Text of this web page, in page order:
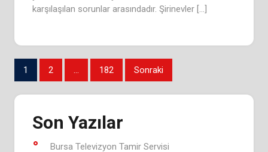
karşılaşılan sorunlar arasındadır. Şirinevler […]
Yazı
sayfalaması
1 2 … 182 Sonraki
Son Yazılar
Bursa Televizyon Tamir Servisi